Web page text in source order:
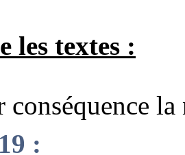
les textes :
conséquence
: